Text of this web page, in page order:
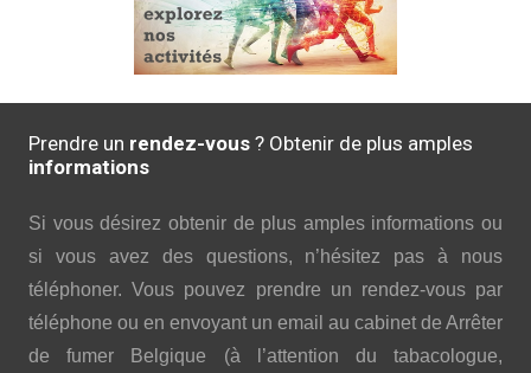
Prendre un rendez-vous ? Obtenir de plus amples
informations
Si vous désirez obtenir de plus amples informations ou
si vous avez des questions, n’hésitez pas à nous
téléphoner. Vous pouvez prendre un rendez-vous par
téléphone ou en envoyant un email au cabinet de Arrêter
de fumer Belgique (à l’attention du tabacologue,